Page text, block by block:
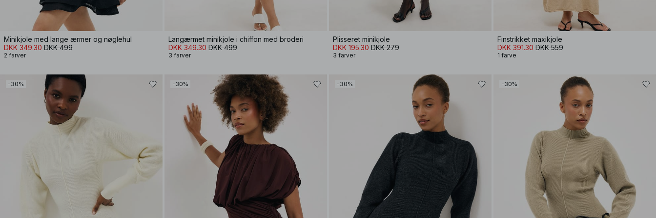
Minikjole med lange ærmer og nøglehul
DKK 349.30 DKK 499
2 farver
Langærmet minikjole i chiffon med broderi
DKK 349.30 DKK 499
3 farver
Plisseret minikjole
DKK 195.30 DKK 279
3 farver
Finstrikket maxikjole
DKK 391.30 DKK 559
1 farve
-30% -30% -30% -30%